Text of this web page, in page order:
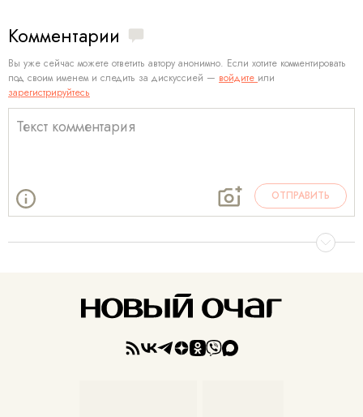
Комментарии
Вы уже сейчас можете ответить автору анонимно. Если хотите комментировать
под своим именем и следить за дискуссией — войдите или
зарегистрируйтесь
ОТПРАВИТЬ